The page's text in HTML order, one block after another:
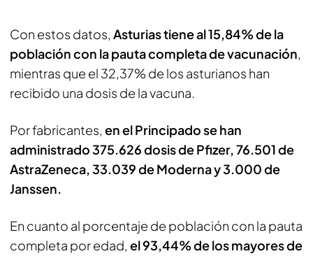
Con estos datos, Asturias tiene al 15,84% de la
población con la pauta completa de vacunación,
mientras que el 32,37% de los asturianos han
recibido una dosis de la vacuna.
Por fabricantes, en el Principado se han
administrado 375.626 dosis de Pfizer,76.501 de
AstraZeneca, 33.039 de Moderna y 3.000 de
Janssen.
En cuanto al porcentaje de población con la pauta
completa por edad, el 93,44% de los mayores de